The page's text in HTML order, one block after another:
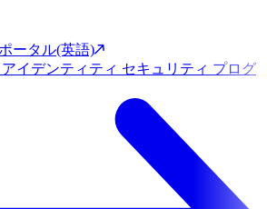
ータル(英語)
アイデンティティ セキュリティ プログ